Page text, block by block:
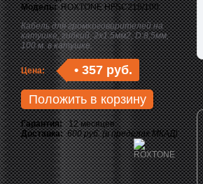
Модель:ROXTONE HFSC215/100
Кабель для громкоговорителей на
катушке, гибкий, 2x1.5мм2, D:8,5мм,
100 м. в катушке.
Цена: • 357 руб.
Положить в корзину
Гарантия:12 месяцев
Доставка: 600 руб. (в пределах МКАД)